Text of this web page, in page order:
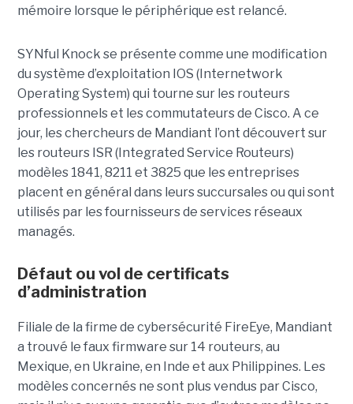
mémoire lorsque le périphérique est relancé.
SYNful Knock se présente comme une modification
du système d’exploitation IOS (Internetwork
Operating System) qui tourne sur les routeurs
professionnels et les commutateurs de Cisco. A ce
jour, les chercheurs de Mandiant l’ont découvert sur
les routeurs ISR (Integrated Service Routeurs)
modèles 1841, 8211 et 3825 que les entreprises
placent en général dans leurs succursales ou qui sont
utilisés par les fournisseurs de services réseaux
managés.
Défaut ou vol de certificats
d’administration
Filiale de la firme de cybersécurité FireEye, Mandiant
a trouvé le faux firmware sur 14 routeurs, au
Mexique, en Ukraine, en Inde et aux Philippines. Les
modèles concernés ne sont plus vendus par Cisco,